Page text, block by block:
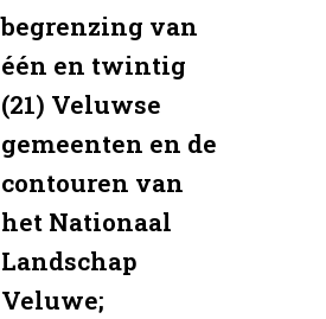
begrenzing van
één en twintig
(21) Veluwse
gemeenten en de
contouren van
het Nationaal
Landschap
Veluwe;